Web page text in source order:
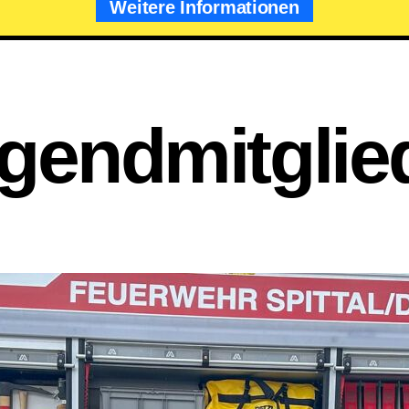
Weitere Informationen